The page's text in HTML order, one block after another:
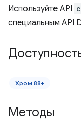
Используйте API
специальным API
Хром 88+
Методы